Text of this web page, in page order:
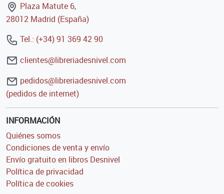
Plaza Matute 6,
28012 Madrid (España)
Tel.: (+34) 91 369 42 90
clientes@libreriadesnivel.com
pedidos@libreriadesnivel.com
(pedidos de internet)
INFORMACIÓN
Quiénes somos
Condiciones de venta y envío
Envío gratuito en libros Desnivel
Política de privacidad
Política de cookies